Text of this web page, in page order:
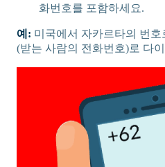
화번호를 포함하세요.
예: 미국에서 자카르타의 번호
(받는 사람의 전화번호)로 다